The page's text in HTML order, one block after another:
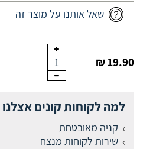
שאל אותנו על מוצר זה
19.90 ₪
1
למה לקוחות קונים אצלנו
קניה מאובטחת
שירות לקוחות מנצח